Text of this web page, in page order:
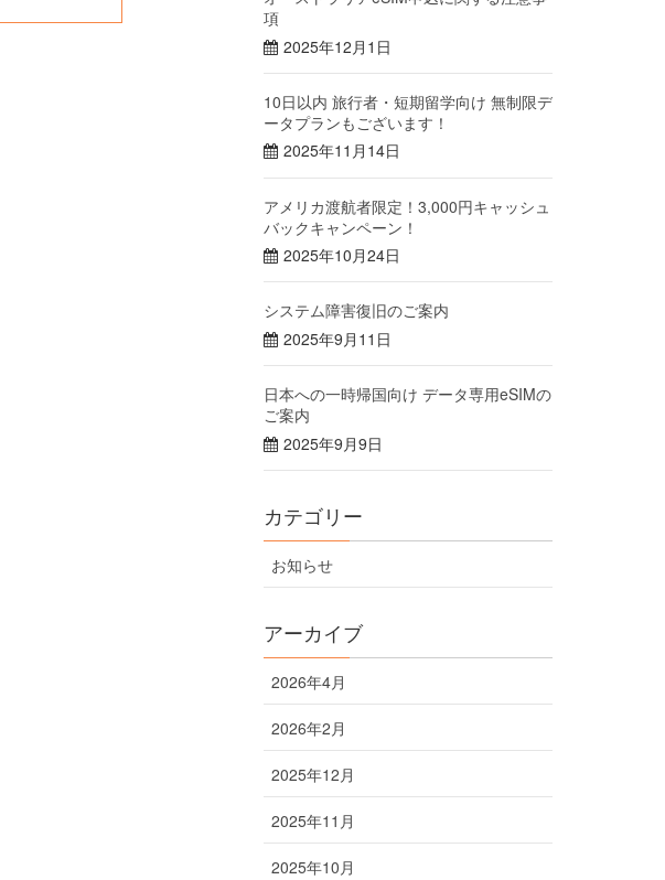
項
2025年12月1日
10日以内 旅行者・短期留学向け 無制限デ
ータプランもございます！
2025年11月14日
アメリカ渡航者限定！3,000円キャッシュ
バックキャンペーン！
2025年10月24日
システム障害復旧のご案内
2025年9月11日
日本への一時帰国向け データ専用eSIMの
ご案内
2025年9月9日
カテゴリー
お知らせ
アーカイブ
2026年4月
2026年2月
2025年12月
2025年11月
2025年10月